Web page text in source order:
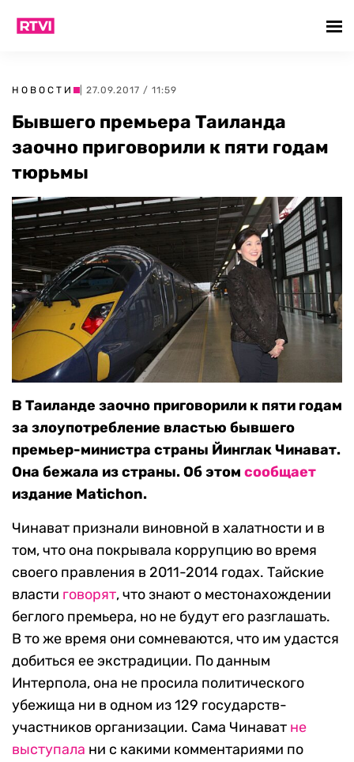
НОВОСТИ | 27.09.2017 / 11:59
Бывшего премьера Таиланда
заочно приговорили к пяти годам
тюрьмы
В Таиланде заочно приговорили к пяти годам
за злоупотребление властью бывшего
премьер-министра страны Йинглак Чинават.
Она бежала из страны. Об этом сообщает
издание Matichon.
Чинават признали виновной в халатности и в
том, что она покрывала коррупцию во время
своего правления в 2011-2014 годах. Тайские
власти говорят, что знают о местонахождении
беглого премьера, но не будут его разглашать.
В то же время они сомневаются, что им удастся
добиться ее экстрадиции. По данным
Интерпола, она не просила политического
убежища ни в одном из 129 государств-
участников организации. Сама Чинават не
выступала ни с какими комментариями по